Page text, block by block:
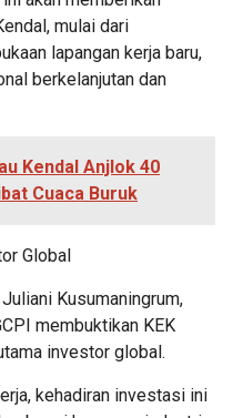
mulai dari
lapangan kerja baru,
berkelanjutan dan
Kendal Anjlok 40
Cuaca Buruk
Global
Kusumaningrum,
membuktikan KEK
investor global.
kehadiran investasi ini